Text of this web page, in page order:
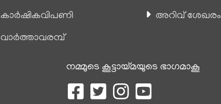
കാ‍ർഷികവിപണി
വാര്‍ത്താവരമ്പ്
അറിവ് ശേഖരം
നമ്മുടെ കൂട്ടായ്മയുടെ ഭാഗമാകൂ